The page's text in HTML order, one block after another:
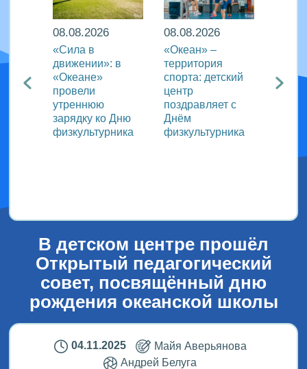
с
08.08.2026
«Сила в
движении»: в
«Океане»
провели
утреннюю
зарядку ко Дню
физкультурника
08.08.2026
«Океан» –
территория
спорта: детский
центр
поздравляет с
Днём
физкультурника
В детском центре прошёл
Открытый педагогический
совет, посвящённый дню
рождения океанской школы
04.11.2025
Майя Аверьянова
Андрей Белуга